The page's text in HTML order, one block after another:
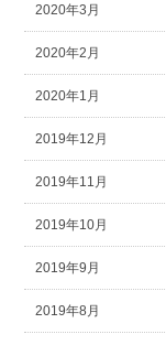
2020年3月
2020年2月
2020年1月
2019年12月
2019年11月
2019年10月
2019年9月
2019年8月